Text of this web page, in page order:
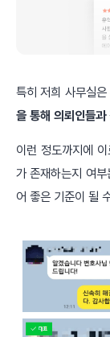
특히 저희 사무실은
을 통해 의뢰인들과
이런 정도까지에
가 존재하는지 여
어 좋은 기준이 될